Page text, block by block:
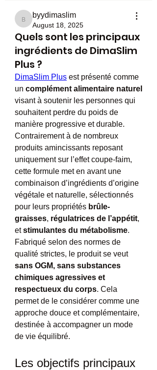
byydimaslim
byydimaslim
August 18, 2025
Quels sont les principaux
ingrédients de DimaSlim
Plus ?
DimaSlim Plus est présenté comme
un complément alimentaire naturel
visant à soutenir les personnes qui
souhaitent perdre du poids de
manière progressive et durable.
Contrairement à de nombreux
produits amincissants reposant
uniquement sur l’effet coupe-faim,
cette formule met en avant une
combinaison d’ingrédients d’origine
végétale et naturelle, sélectionnés
pour leurs propriétés brûle-
graisses, régulatrices de l’appétit,
et stimulantes du métabolisme.
Fabriqué selon des normes de
qualité strictes, le produit se veut
sans OGM, sans substances
chimiques agressives et
respectueux du corps. Cela
permet de le considérer comme une
approche douce et complémentaire,
destinée à accompagner un mode
de vie équilibré.
Les objectifs principaux